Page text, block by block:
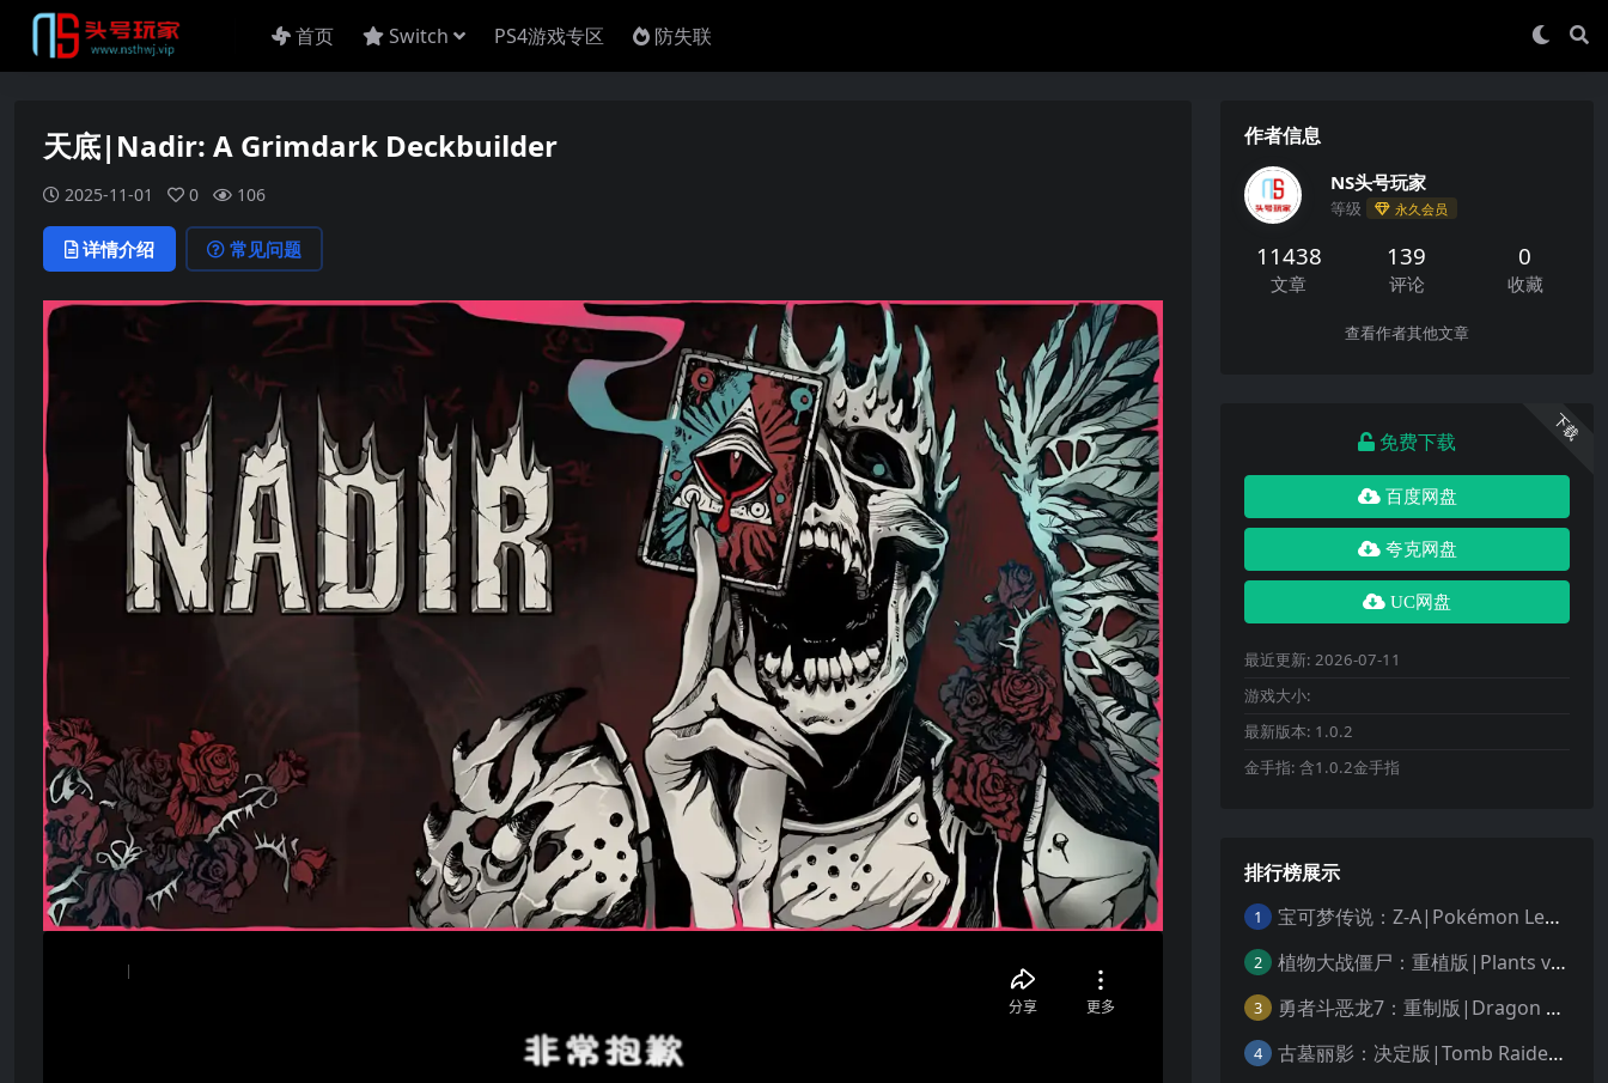
首页 Switch PS4游戏专区 防失联
天底|Nadir: A Grimdark Deckbuilder
2025-11-01 0 106
详情介绍 常见问题
作者信息
NS头号玩家
等级 永久会员
11438
文章
139
评论
0
收藏
查看作者其他文章
下载
免费下载
百度网盘
夸克网盘
UC网盘
最近更新: 2026-07-11
游戏大小:
最新版本: 1.0.2
金手指: 含1.0.2金手指
排行榜展示
1 宝可梦传说：Z-A|Pokémon Legends: Z-A中文
2 植物大战僵尸：重植版|Plants vs. Zombies: Replanted中文
3 勇者斗恶龙7：重制版|Dragon Quest VII Reimagined中文
4 古墓丽影：决定版|Tomb Raider: Definitive Edition中文